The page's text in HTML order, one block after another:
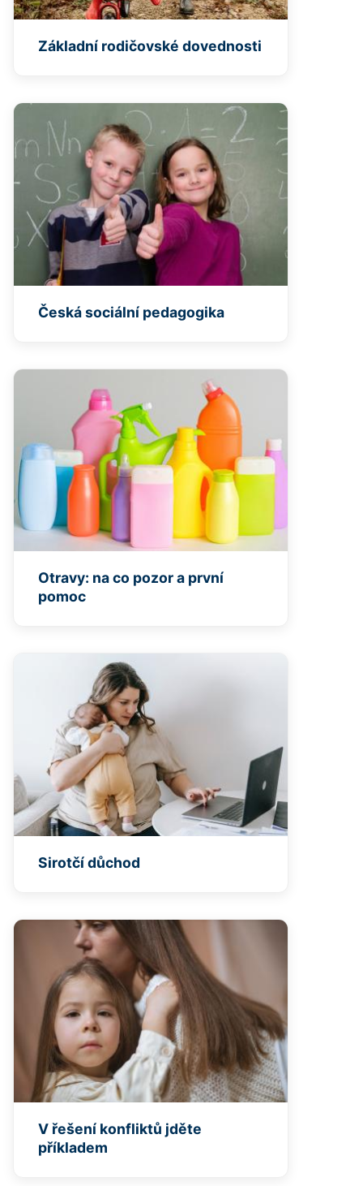
Základní rodičovské dovednosti
Česká sociální pedagogika
Otravy: na co pozor a první
pomoc
Sirotčí důchod
V řešení konfliktů jděte
příkladem